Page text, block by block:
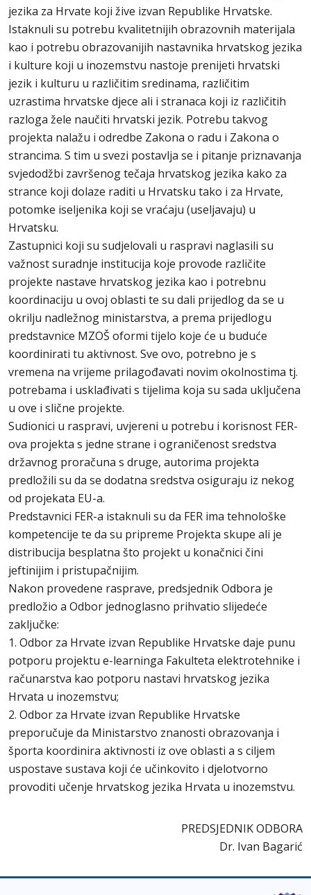
jezika za Hrvate koji žive izvan Republike Hrvatske.
Istaknuli su potrebu kvalitetnijih obrazovnih materijala
kao i potrebu obrazovanijih nastavnika hrvatskog jezika
i kulture koji u inozemstvu nastoje prenijeti hrvatski
jezik i kulturu u različitim sredinama, različitim
uzrastima hrvatske djece ali i stranaca koji iz različitih
razloga žele naučiti hrvatski jezik. Potrebu takvog
projekta nalažu i odredbe Zakona o radu i Zakona o
strancima. S tim u svezi postavlja se i pitanje priznavanja
svjedodžbi završenog tečaja hrvatskog jezika kako za
strance koji dolaze raditi u Hrvatsku tako i za Hrvate,
potomke iseljenika koji se vraćaju (useljavaju) u
Hrvatsku.
Zastupnici koji su sudjelovali u raspravi naglasili su
važnost suradnje institucija koje provode različite
projekte nastave hrvatskog jezika kao i potrebnu
koordinaciju u ovoj oblasti te su dali prijedlog da se u
okrilju nadležnog ministarstva, a prema prijedlogu
predstavnice MZOŠ oformi tijelo koje će u buduće
koordinirati tu aktivnost. Sve ovo, potrebno je s
vremena na vrijeme prilagođavati novim okolnostima tj.
potrebama i usklađivati s tijelima koja su sada uključena
u ove i slične projekte.
Sudionici u raspravi, uvjereni u potrebu i korisnost FER-
ova projekta s jedne strane i ograničenost sredstva
državnog proračuna s druge, autorima projekta
predložili su da se dodatna sredstva osiguraju iz nekog
od projekata EU-a.
Predstavnici FER-a istaknuli su da FER ima tehnološke
kompetencije te da su pripreme Projekta skupe ali je
distribucija besplatna što projekt u konačnici čini
jeftinijim i pristupačnijim.
Nakon provedene rasprave, predsjednik Odbora je
predložio a Odbor jednoglasno prihvatio slijedeće
zaključke:
1. Odbor za Hrvate izvan Republike Hrvatske daje punu
potporu projektu e-learninga Fakulteta elektrotehnike i
računarstva kao potporu nastavi hrvatskog jezika
Hrvata u inozemstvu;
2. Odbor za Hrvate izvan Republike Hrvatske
preporučuje da Ministarstvo znanosti obrazovanja i
športa koordinira aktivnosti iz ove oblasti a s ciljem
uspostave sustava koji će učinkovito i djelotvorno
provoditi učenje hrvatskog jezika Hrvata u inozemstvu.
PREDSJEDNIK ODBORA
Dr. Ivan Bagarić